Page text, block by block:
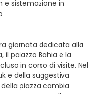
e sistemazione in
giornata dedicata alla
il palazzo Bahia e la
in corso di visite. Nel
e della suggestiva
della piazza cambia